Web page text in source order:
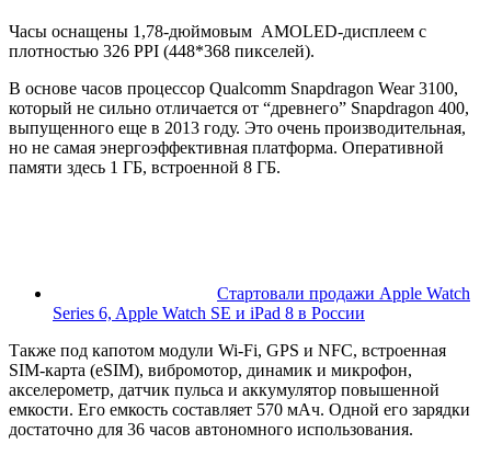
Часы оснащены 1,78-дюймовым AMOLED-дисплеем с
плотностью 326 PPI (448*368 пикселей).
В основе часов процессор Qualcomm Snapdragon Wear 3100,
который не сильно отличается от “древнего” Snapdragon 400,
выпущенного еще в 2013 году. Это очень производительная,
но не самая энергоэффективная платформа. Оперативной
памяти здесь 1 ГБ, встроенной 8 ГБ.
Стартовали продажи Apple Watch
Series 6, Apple Watch SE и iPad 8 в России
Также под капотом модули Wi-Fi, GPS и NFC, встроенная
SIM-карта (eSIM), вибромотор, динамик и микрофон,
акселерометр, датчик пульса и аккумулятор повышенной
емкости. Его емкость составляет 570 мАч. Одной его зарядки
достаточно для 36 часов автономного использования.